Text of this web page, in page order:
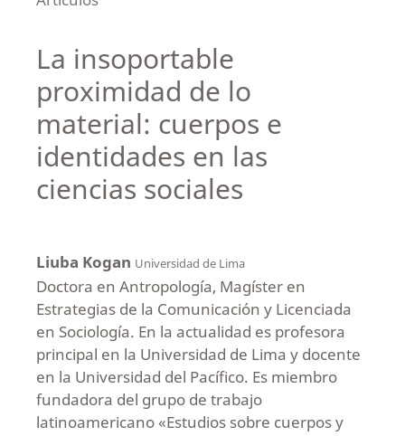
La insoportable
proximidad de lo
material: cuerpos e
identidades en las
ciencias sociales
Liuba Kogan Universidad de Lima
Doctora en Antropología, Magíster en
Estrategias de la Comunicación y Licenciada
en Sociología. En la actualidad es profesora
principal en la Universidad de Lima y docente
en la Universidad del Pacífico. Es miembro
fundadora del grupo de trabajo
latinoamericano «Estudios sobre cuerpos y